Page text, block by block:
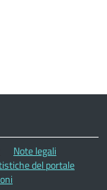
Note legali
del portale